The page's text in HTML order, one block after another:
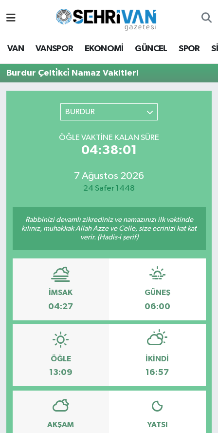
VAN VANSPOR EKONOMİ GÜNCEL SPOR
Burdur Çelti̇kci̇ Namaz Vakitleri
BURDUR
ÖĞLE VAKTİNE KALAN SÜRE
04:38:01
7 Ağustos 2026
24 Safer 1448
Rabbinizi devamlı zikrediniz ve namazınızı ilk vaktinde
kılınız, muhakkak Allah Azze ve Celle, size ecrinizi kat kat
verir. (Hadis-i şerif)
İMSAK
04:27
GÜNEŞ
06:00
ÖĞLE
13:09
İKINDI
16:57
AKŞAM YATSI
Van Hava Durumu
Van Trafik Yoğunluk Haritası
Süper Lig Puan Durumu ve Fikstür
Son Dakika Haberleri